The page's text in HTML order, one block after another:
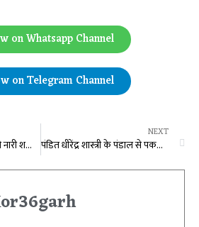
on Whatsapp Channel
on Telegram Channel
‘मन की बात’ में PM मोदी ने नारी शक्ति के साथ अंबिकापुर के अमलेंदु मिश्र का किया जिक्र
NEXT
पंडित धीरेंद्र शास्त्री के पंडाल से पकड़ा गया फर्जी IAS